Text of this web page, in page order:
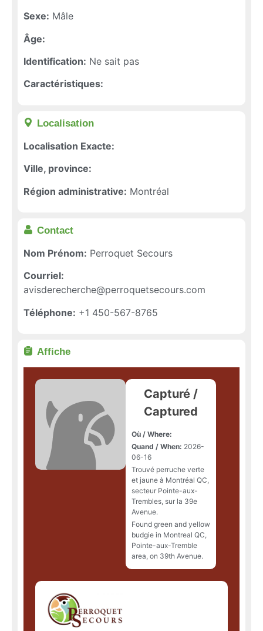
Sexe: Mâle
Âge:
Identification: Ne sait pas
Caractéristiques:
Localisation​
Localisation Exacte:
Ville, province:
Région administrative: Montréal
Contact
Nom Prénom: Perroquet Secours
Courriel:
avisderecherche@perroquetsecours.com
Téléphone: +1 450-567-8765
Affiche
Capturé /
Captured
Où / Where:
Quand / When: 2026-
06-16
Trouvé perruche verte
et jaune à Montréal QC,
secteur Pointe-aux-
Trembles, sur la 39e
Avenue.
Found green and yellow
budgie in Montreal QC,
Pointe-aux-Tremble
area, on 39th Avenue.